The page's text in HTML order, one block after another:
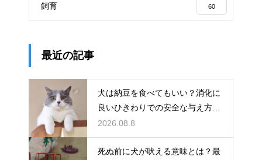
飼育 60
最近の記事
犬は納豆を食べてもいい？消化に
良いひきわりでの安全な与え方を
解説
2026.08.8
死ぬ前に犬が吠える意味とは？最